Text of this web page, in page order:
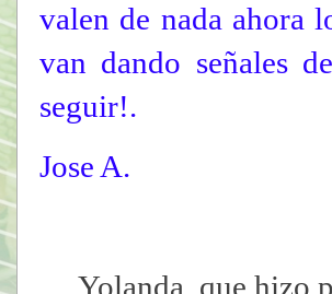
valen de nada ahora
van dando señales
seguir!.
Jose A.
Yolanda, que hizo